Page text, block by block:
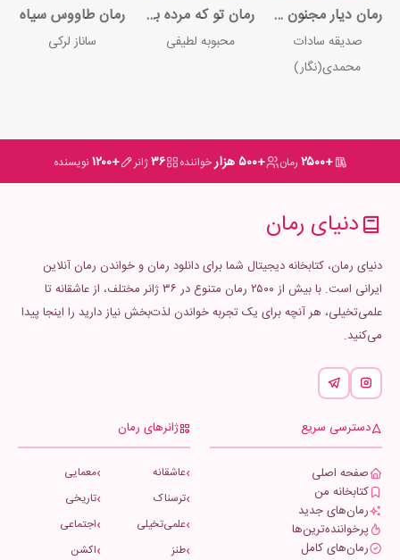
رمان دیار مجنون تبار لیلی
صدیقه سادات
محمدی(نگار)
رمان تو که مرده بودی
محبوبه لطیفی
رمان طاووس سیاه
ساناز لرکی
+۲۵۰۰ رمان +۵۰۰ هزار خواننده ۳۶ژانر +۱۲۰۰ نویسنده
دنیای رمان
دنیای رمان، کتابخانه دیجیتال شما برای دانلود رمان و خواندن رمان آنلاین
ایرانی است. با بیش از ۲۵۰۰ رمان متنوع در ۳۶ ژانر مختلف، از عاشقانه تا
علمی‌تخیلی، هر آنچه برای یک تجربه خواندن لذت‌بخش نیاز دارید را اینجا پیدا
می‌کنید.
دسترسی سریع
صفحه اصلی
کتابخانه من
رمان‌های جدید
پرخواننده‌ترین‌ها
رمان‌های کامل
ژانرهای رمان
عاشقانه
معمایی
ترسناک
تاریخی
علمی‌تخیلی
اجتماعی
طنز
اکشن